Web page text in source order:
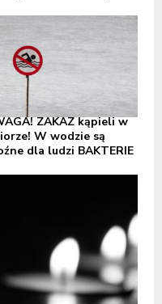
ZAKAZ kąpieli w
W wodzie są
dla ludzi BAKTERIE